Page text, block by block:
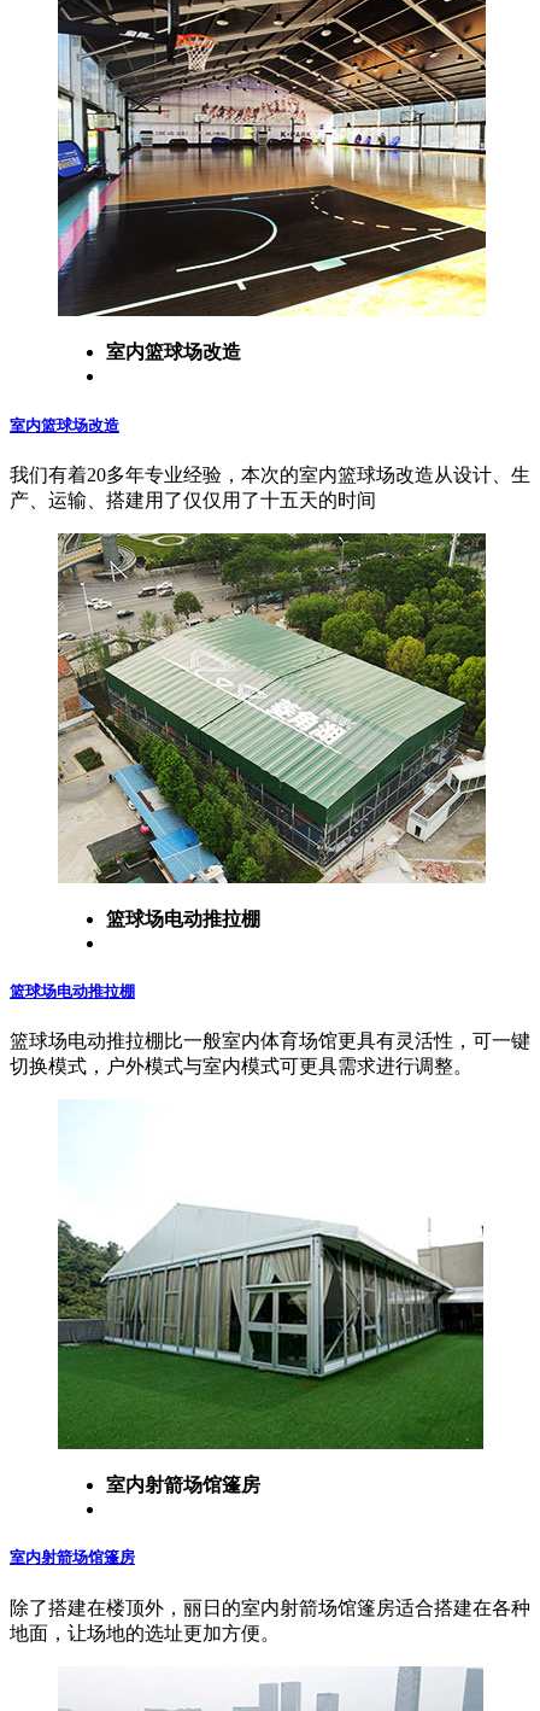
室内篮球场改造
室内篮球场改造
我们有着20多年专业经验，本次的室内篮球场改造从设计、生
产、运输、搭建用了仅仅用了十五天的时间
篮球场电动推拉棚
篮球场电动推拉棚
篮球场电动推拉棚比一般室内体育场馆更具有灵活性，可一键
切换模式，户外模式与室内模式可更具需求进行调整。
室内射箭场馆篷房
室内射箭场馆篷房
除了搭建在楼顶外，丽日的室内射箭场馆篷房适合搭建在各种
地面，让场地的选址更加方便。